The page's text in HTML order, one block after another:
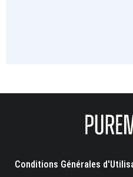
Conditions Générales